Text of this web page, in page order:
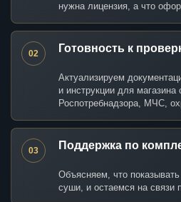
нужна лицензия, а что
02 Готовность к
Актуализируем
и инструкции для
Роспотребнадзора, МЧС,
03 Поддержка по
Объясняем, что
суши, и остаемся на связи